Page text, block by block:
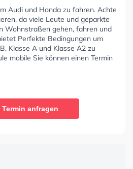
Audi und Honda zu fahren. Achte
da viele Leute und geparkte
Wohnstraßen gehen, fahren und
Perfekte Bedingungen um
Klasse A und Klasse A2 zu
mobile Sie können einen Termin
Termin anfragen